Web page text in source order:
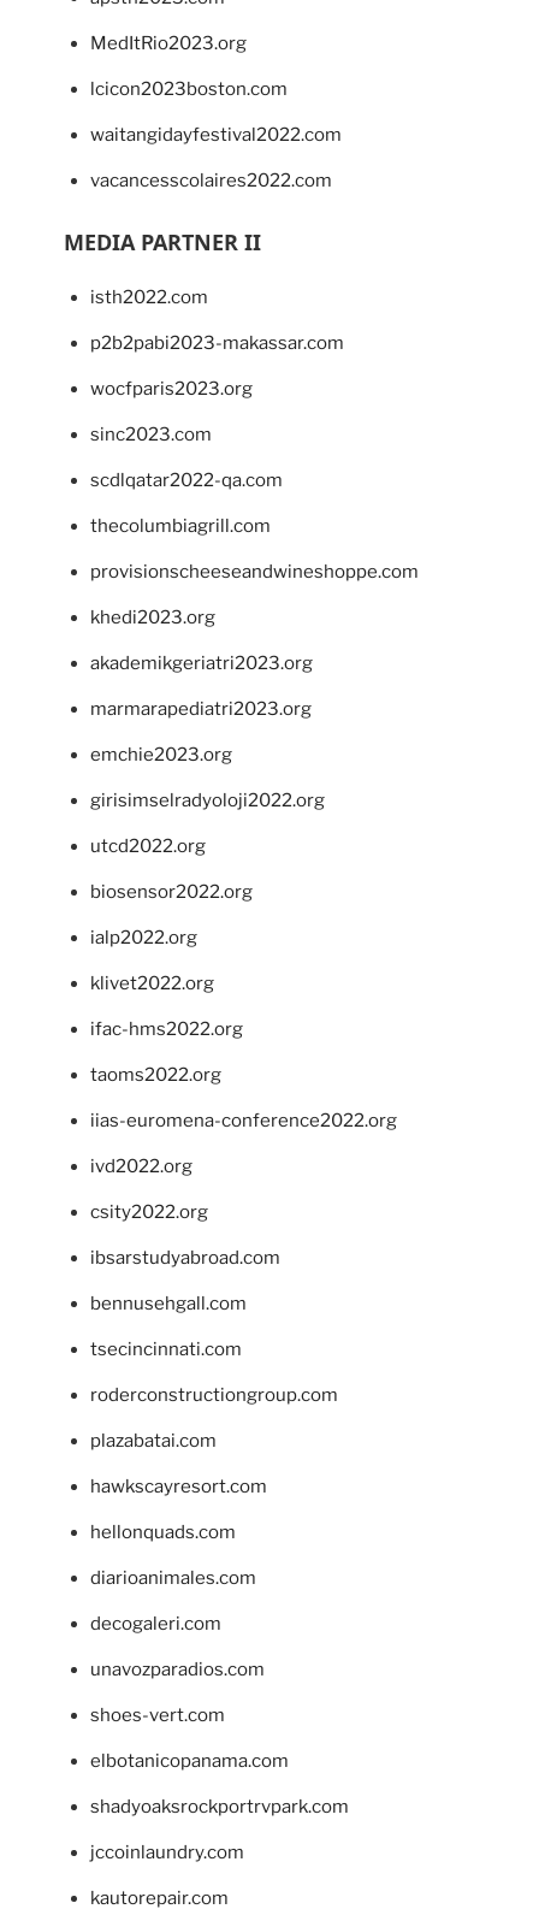
MedItRio2023.org
lcicon2023boston.com
waitangidayfestival2022.com
vacancesscolaires2022.com
MEDIA PARTNER II
isth2022.com
p2b2pabi2023-makassar.com
wocfparis2023.org
sinc2023.com
scdlqatar2022-qa.com
thecolumbiagrill.com
provisionscheeseandwineshoppe.com
khedi2023.org
akademikgeriatri2023.org
marmarapediatri2023.org
emchie2023.org
girisimselradyoloji2022.org
utcd2022.org
biosensor2022.org
ialp2022.org
klivet2022.org
ifac-hms2022.org
taoms2022.org
iias-euromena-conference2022.org
ivd2022.org
csity2022.org
ibsarstudyabroad.com
bennusehgall.com
tsecincinnati.com
roderconstructiongroup.com
plazabatai.com
hawkscayresort.com
hellonquads.com
diarioanimales.com
decogaleri.com
unavozparadios.com
shoes-vert.com
elbotanicopanama.com
shadyoaksrockportrvpark.com
jccoinlaundry.com
kautorepair.com